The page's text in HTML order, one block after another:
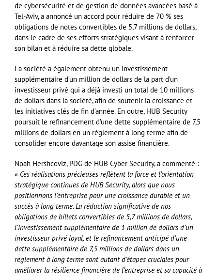
de cybersécurité et de gestion de données avancées basé à
Tel-Aviv, a annoncé un accord pour réduire de 70 % ses
obligations de notes convertibles de 5,7 millions de dollars,
dans le cadre de ses efforts stratégiques visant à renforcer
son bilan et à réduire sa dette globale.
La société a également obtenu un investissement
supplémentaire d’un million de dollars de la part d’un
investisseur privé qui a déjà investi un total de 10 millions
de dollars dans la société, afin de soutenir la croissance et
les initiatives clés de fin d’année. En outre, HUB Security
poursuit le refinancement d’une dette supplémentaire de 7,5
millions de dollars en un règlement à long terme afin de
consolider encore davantage son assise financière.
Noah Hershcoviz, PDG de HUB Cyber Security, a commenté :
« Ces réalisations précieuses reflètent la force et l’orientation
stratégique continues de HUB Security, alors que nous
positionnons l’entreprise pour une croissance durable et un
succès à long terme. La réduction significative de nos
obligations de billets convertibles de 5,7 millions de dollars,
l’investissement supplémentaire de 1 million de dollars d’un
investisseur privé loyal, et le refinancement anticipé d’une
dette supplémentaire de 7,5 millions de dollars dans un
règlement à long terme sont autant d’étapes cruciales pour
améliorer la résilience financière de l’entreprise et sa capacité à